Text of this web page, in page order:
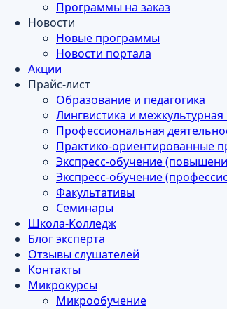
Программы на заказ
Новости
Новые программы
Новости портала
Акции
Прайс-лист
Образование и педагогика
Лингвистика и
Профессиональная
Практико-ориентированные
Экспресс-обучение
Экспресс-обучение
Факультативы
Семинары
Школа-Колледж
Блог эксперта
Отзывы слушателей
Контакты
Микрокурсы
Микрообучение